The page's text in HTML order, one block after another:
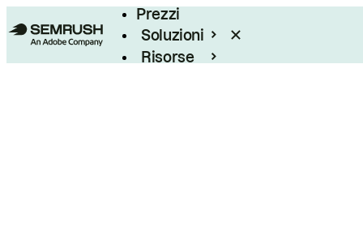
Prezzi
Soluzioni
Risorse